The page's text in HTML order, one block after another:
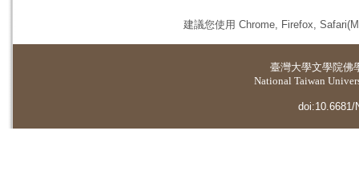
建議您使用 Chrome, Firefox,
臺灣大學文學院佛
National Taiwan
doi:10.6681/